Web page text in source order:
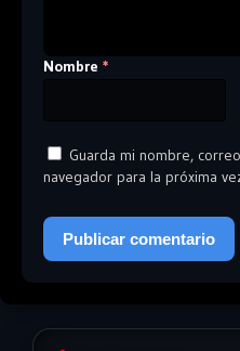
Nombre *
Guarda mi nombre,
navegador para la próxima